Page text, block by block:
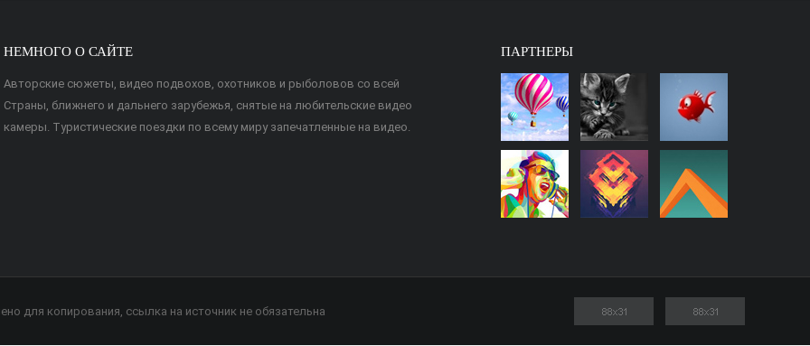
НЕМНОГО О САЙТЕ
Авторские сюжеты, видео подвохов, охотников и рыболовов со всей
Страны, ближнего и дальнего зарубежья, снятые на любительские видео
камеры. Туристические поездки по всему миру запечатленные на видео.
ПАРТНЕРЫ
для копирования, ссылка на источник не обязательна